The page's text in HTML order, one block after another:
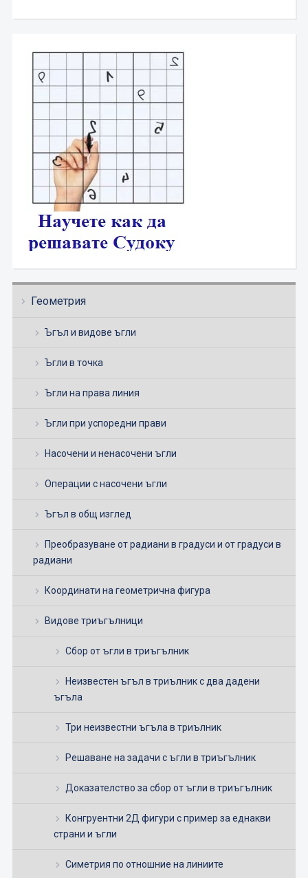
Геометрия
Ъгъл и видове ъгли
Ъгли в точка
Ъгли на права линия
Ъгли при успоредни прави
Насочени и ненасочени ъгли
Операции с насочени ъгли
Ъгъл в общ изглед
Преобразуване от радиани в градуси и от градуси в
радиани
Координати на геометрична фигура
Видове триъгълници
Сбор от ъгли в триъгълник
Неизвестен ъгъл в триълник с два дадени
ъгъла
Три неизвестни ъгъла в триълник
Решаване на задачи с ъгли в триъгълник
Доказателство за сбор от ъгли в триъгълник
Конгруентни 2Д фигури с пример за еднакви
страни и ъгли
Симетрия по отношние на линиите